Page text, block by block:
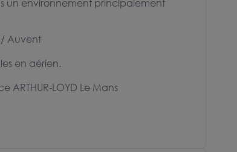
un environnement principalement
Auvent
en aérien.
ARTHUR-LOYD Le Mans